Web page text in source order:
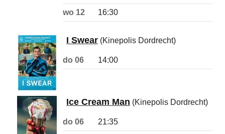
wo 12 16:30
I Swear (Kinepolis Dordrecht)
do 06 14:00
Ice Cream Man (Kinepolis Dordrecht)
do 06 21:35